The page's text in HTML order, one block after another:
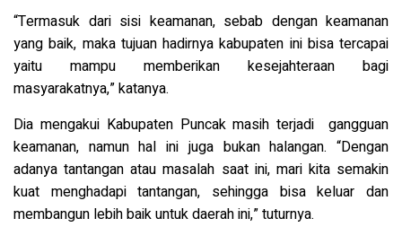
“Termasuk dari sisi keamanan, sebab dengan keamanan
yang baik, maka tujuan hadirnya kabupaten ini bisa tercapai
yaitu mampu memberikan kesejahteraan bagi
masyarakatnya,” katanya.
Dia mengakui Kabupaten Puncak masih terjadi gangguan
keamanan, namun hal ini juga bukan halangan. “Dengan
adanya tantangan atau masalah saat ini, mari kita semakin
kuat menghadapi tantangan, sehingga bisa keluar dan
membangun lebih baik untuk daerah ini,” tuturnya.